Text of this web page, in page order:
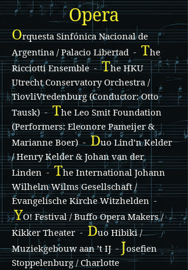
Opera
Orquesta Sinfónica Nacional de
Argentina / Palacio Libertad - The
Ricciotti Ensemble -The HKU
Utrecht Conservatory Orchestra /
TiovliVredenburg (Conductor: Otto
Tausk) -The Leo Smit Foundation
(Performers: Eleonore Pameijer &
Marianne Boer) -Duo Lind’n Kelder
/ Henry Kelder & Johan van der
Linden -The International Johann
Wilhelm Wilms Gesellschaft /
Evangelische Kirche Witzhelden -
YO! Festival / Buffo Opera Makers /
Kikker Theater -Duo Hibiki /
Muziekgebouw aan ’t IJ -Josefien
Stoppelenburg / Charlotte